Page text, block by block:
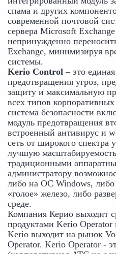
спама и других
современной почтовой
сервера Microsoft
непринужденно
Exchange, минимизируя
системы.
Kerio Control – это
предотвращения угроз,
защиту и максимальную
всех типов
система безопасности
модуль предотвращения
встроенный антивирус и
сеть от широкого спектра
лучшую
традиционными
администратору
либо на ОС Windows, либо
«голое» железо, либо
среде.
Компания Керио выходит
продуктами Kerio Operator
Kerio выходит на рынок
Operator. Kerio Operator -